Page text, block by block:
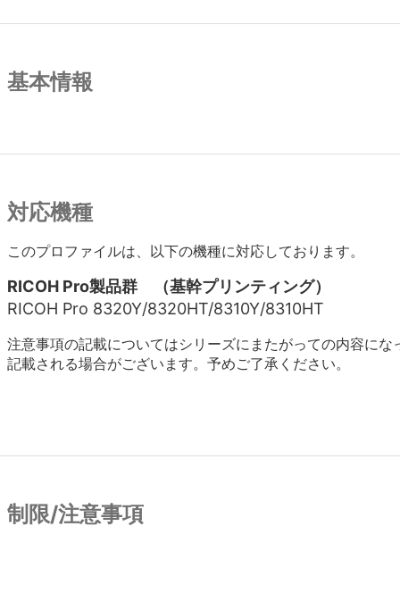
基本情報
対応機種
このプロファイルは、以下の機種に対応しております。
RICOH Pro製品群 （基幹プリンティング）
RICOH Pro 8320Y/8320HT/8310Y/8310HT
注意事項の記載についてはシリーズにまたがっての内容に
記載される場合がございます。予めご了承ください。
制限/注意事項